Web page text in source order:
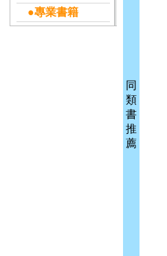
●專業書籍
同
類
書
推
薦